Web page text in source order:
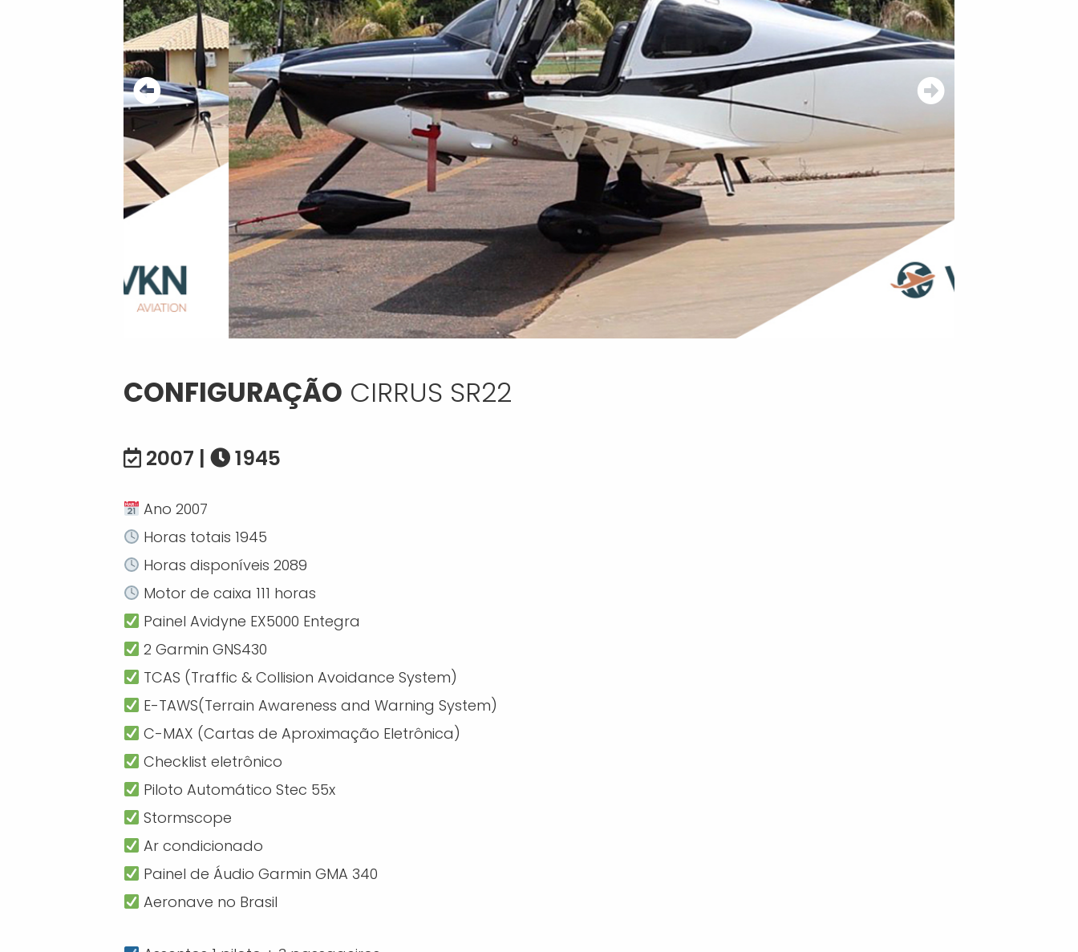
CONFIGURAÇÃO CIRRUS SR22
2007 | 1945
Ano 2007
Horas totais 1945
Horas disponíveis 2089
Motor de caixa 111 horas
Painel Avidyne EX5000 Entegra
2 Garmin GNS430
TCAS (Traffic & Collision Avoidance System)
E-TAWS(Terrain Awareness and Warning System)
C-MAX (Cartas de Aproximação Eletrônica)
Checklist eletrônico
Piloto Automático Stec 55x
Stormscope
Ar condicionado
Painel de Áudio Garmin GMA 340
Aeronave no Brasil